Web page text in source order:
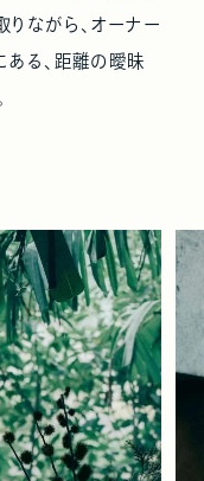
りながら、オーナー
ある、距離の曖昧